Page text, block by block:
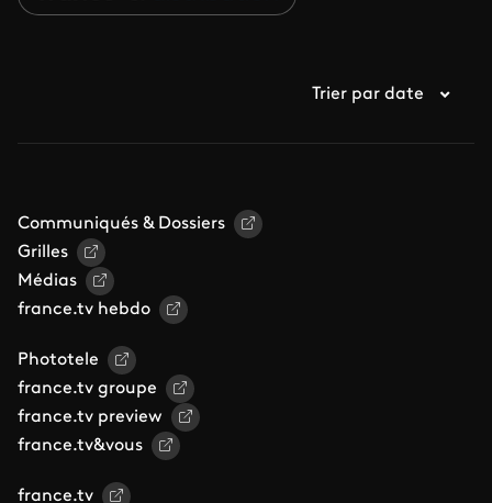
Trier par date
Communiqués & Dossiers
Grilles
Médias
france.tv hebdo
Phototele
france.tv groupe
france.tv preview
france.tv&vous
france.tv